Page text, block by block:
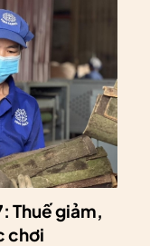
Thuế giảm,
chơi